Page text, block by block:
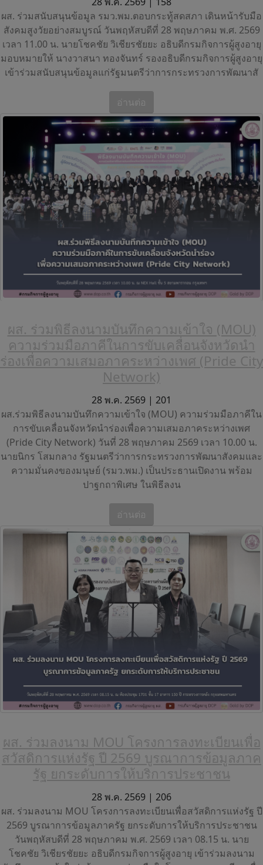
ผส. ร่วมสนับสนุนข้อมูล รมว.พม.ตอบกระทู้สดสภา เดินหน้ารับมือ
สังคมสูงวัยอย่างสมบูรณ์ วันพฤหัสบดีที่ 28 พฤษภาคม พ.ศ. 2569
เวลา 11.00 น. นายโชคชัย วิเชียรชัยยะ อธิบดีกรมกิจการผู้สูงอายุ
มอบหมายให้ นางวาสนา ทองจันทร์ รองอธิบดีกรมกิจการผู้สูงอายุ
เข้าร่วมสนับสนุนข้อมูลแก่รัฐมนตรีว่าการกระทรวงการพัฒนาสั
อ่านต่อ
ผส. ร่วมพิธีลงนามบันทึกความเข้าใจ (MOU)
ความร่วมมือภาคีในการขับเคลื่อนจังหวัดนํา
ร่องเพื่อความเสมอภาคระหว่างเพศ (Pride City
Network)
28 พ.ค. 2569 | 201
ผส.ร่วมพิธีลงนามบันทึกความเข้าใจ (MOU) ความร่วมมือภาคีใน
การขับเคลื่อนจังหวัดนําร่องเพื่อความเสมอภาคระหว่างเพศ
(Pride City Network) วันที่ 28 พฤษภาคม 2569 เวลา 10.00 น.
นายนิกร โสมกลาง รัฐมนตรีว่าการกระทรวงการพัฒนาสังคมและ
ความมั่นคงของมนุษย์ (รมว.พม.) เป็นประธานเปิดงาน พร้อม
ปาฐกถาพิเศษ ในพิธีลงน
อ่านต่อ
ผส. ร่วมลงนาม MOU โครงการลงทะเบียนเพื่อ
สวัสดิการแห่งรัฐ ปี 2569 บูรณาการข้อมูลภาค
รัฐ ยกระดับการให้บริการประชาชน
28 พ.ค. 2569 | 206
ผส. ร่วมลงนาม MOU โครงการลงทะเบียนเพื่อสวัสดิการแห่งรัฐ ปี
2569 บูรณาการข้อมูลภาครัฐ ยกระดับการให้บริการประชาชน
วันพฤหัสบดีที่ 28 พฤษภาคม พ.ศ. 2569 เวลา 08.15 น. นาย
โชคชัย วิเชียรชัยยะ อธิบดีกรมกิจการผู้สูงอายุ เข้าร่วมลงนาม